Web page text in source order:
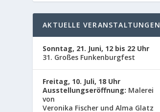
AKTUELLE VERANSTALTUNGEN
Sonntag, 21. Juni, 12 bis 22 Uhr
31. Großes Funkenburgfest
Freitag, 10. Juli, 18 Uhr
Ausstellungseröffnung: Malerei
von
Veronika Fischer und Alma Glatz